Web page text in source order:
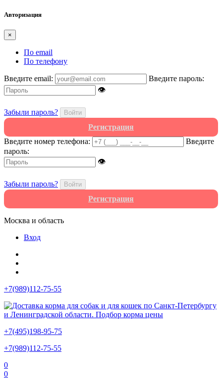
Авторизация
×
По email
По телефону
Введите email:
Введите пароль:
👁
Забыли пароль? Войти
Регистрация
Введите номер телефона:
Введите
пароль:
👁
Забыли пароль? Войти
Регистрация
Москва и область
Вход
+7(989)112-75-55
+7(495)198-95-75
+7(989)112-75-55
0
0